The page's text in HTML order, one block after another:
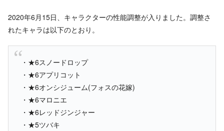
2020年6月15日、キャラクターの性能調整が入りました。調整さ
れたキャラは以下のとおり。
・★6スノードロップ
・★6アプリコット
・★6オンシジューム(フォスの花嫁)
・★6マロニエ
・★6レッドジンジャー
・★5ツバキ